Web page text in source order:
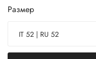
Размер
IT 52 | RU 52